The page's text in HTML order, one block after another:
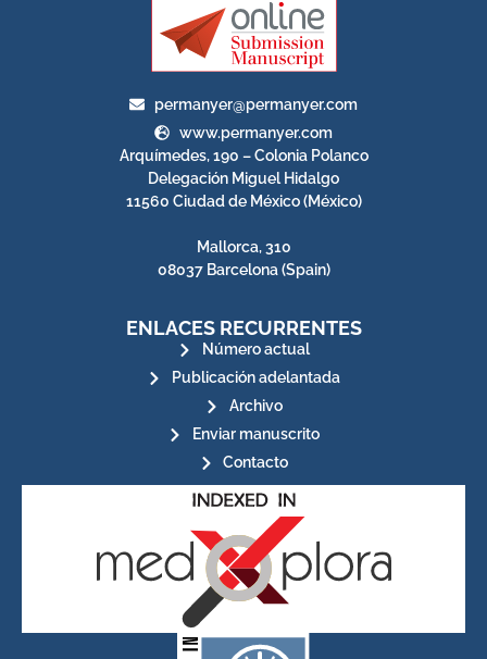
permanyer@permanyer.com
www.permanyer.com
Arquímedes, 190 – Colonia Polanco
Delegación Miguel Hidalgo
11560 Ciudad de México (México)
Mallorca, 310
08037 Barcelona (Spain)
ENLACES RECURRENTES
Número actual
Publicación adelantada
Archivo
Enviar manuscrito
Contacto